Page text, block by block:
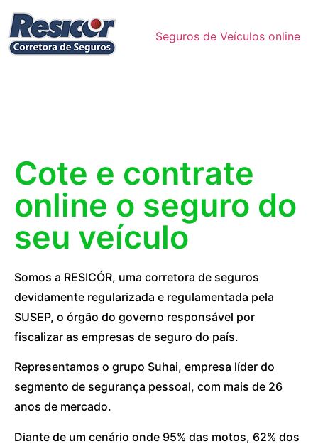
Seguros de Veículos online
Cote e contrate
online o seguro do
seu veículo
Somos a RESICÓR, uma corretora de seguros
devidamente regularizada e regulamentada pela
SUSEP, o órgão do governo responsável por
fiscalizar as empresas de seguro do país.
Representamos o grupo Suhai, empresa líder do
segmento de segurança pessoal, com mais de 26
anos de mercado.
Diante de um cenário onde 95% das motos, 62% dos